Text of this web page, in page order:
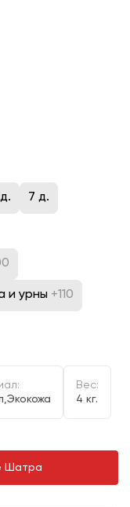
7 д.
и урны +110
Вес:
4 кг.
Шатра